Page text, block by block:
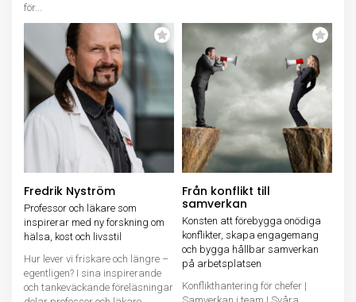
för...
Fredrik Nyström
Professor och läkare som
inspirerar med ny forskning om
hälsa, kost och livsstil
Hur lever vi friskare och längre –
egentligen? I sina inspirerande
och tankeväckande föreläsningar
Från konflikt till
samverkan
Konsten att förebygga onödiga
konflikter, skapa engagemang
och bygga hållbar samverkan
på arbetsplatsen
Konflikthantering för chefer |